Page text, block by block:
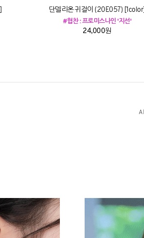
단델리온 귀걸이 (20E057) [1color]
#협찬 : 프로미스나인 '지선'
24,000원
All